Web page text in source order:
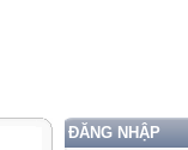
ĐĂNG NHẬP